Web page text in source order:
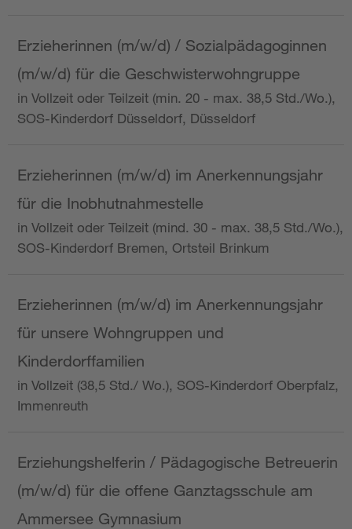
Erzieherinnen (m/w/d) / Sozialpädagoginnen
(m/w/d) für die Geschwisterwohngruppe
in Vollzeit oder Teilzeit (min. 20 - max. 38,5 Std./Wo.),
SOS-Kinderdorf Düsseldorf, Düsseldorf
Erzieherinnen (m/w/d) im Anerkennungsjahr
für die Inobhutnahmestelle
in Vollzeit oder Teilzeit (mind. 30 - max. 38,5 Std./Wo.),
SOS-Kinderdorf Bremen, Ortsteil Brinkum
Erzieherinnen (m/w/d) im Anerkennungsjahr
für unsere Wohngruppen und
Kinderdorffamilien
in Vollzeit (38,5 Std./ Wo.), SOS-Kinderdorf Oberpfalz,
Immenreuth
Erziehungshelferin / Pädagogische Betreuerin
(m/w/d) für die offene Ganztagsschule am
Ammersee Gymnasium